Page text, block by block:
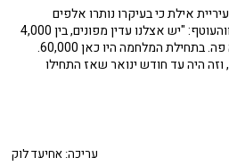
אילת כי בעיקרו נותרו אלפים
בודדיים של עקורים מגבול לבנון ווהעוטף: "יש אצלנו עדין מפונים, בין 4,000
ל-5,000. הרבה פחות ממה שהיה פה. בתחילת המלחמה היו כאן 60,000.
היה עד חודש ינואר שאז התחילו
עריכה: אחיעד לוק